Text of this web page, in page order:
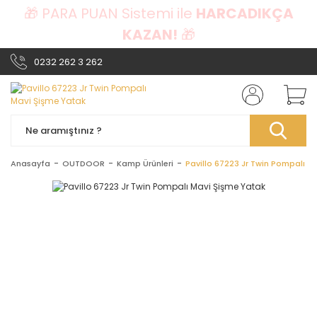
🎁 PARA PUAN Sistemi ile HARCADIKÇA
KAZAN! 🎁
0232 262 3 262
Anasayfa OUTDOOR Kamp Ürünleri Pavillo 67223 Jr Twin Pompalı